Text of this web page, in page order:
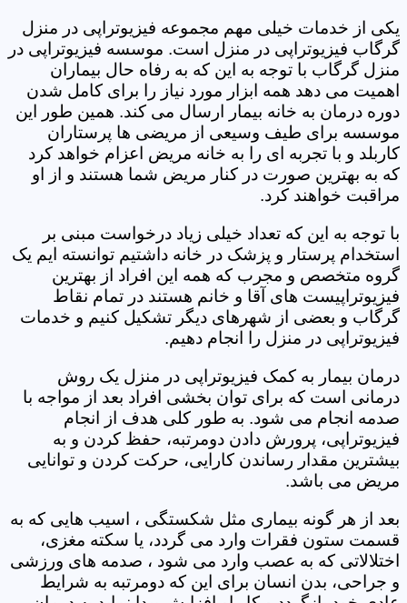
یکی از خدمات خیلی مهم مجموعه فیزیوتراپی در منزل
گرگاب فیزیوتراپی در منزل است. موسسه فیزیوتراپی در
منزل گرگاب با توجه به این که به رفاه حال بیماران
اهمیت می دهد همه ابزار مورد نیاز را برای کامل شدن
دوره درمان به خانه بیمار ارسال می کند. همین طور این
موسسه برای طیف وسیعی از مریضی ها پرستاران
کاربلد و با تجربه ای را به خانه مریض اعزام خواهد کرد
که به بهترین صورت در کنار مریض شما هستند و از او
مراقبت خواهند کرد.
با توجه به این که تعداد خیلی زیاد درخواست مبنی بر
استخدام پرستار و پزشک در خانه داشتیم توانسته ایم یک
گروه متخصص و مجرب که همه این افراد از بهترین
فیزیوتراپیست های آقا و خانم هستند در تمام نقاط
گرگاب و بعضی از شهرهای دیگر تشکیل کنیم و خدمات
فیزیوتراپی در منزل را انجام دهیم.
درمان بیمار به کمک فیزیوتراپی در منزل یک روش
درمانی است که برای توان بخشی افراد بعد از مواجه با
صدمه انجام می شود. به طور کلی هدف از انجام
فیزیوتراپی، پرورش دادن دومرتبه، حفظ کردن و به
بیشترین مقدار رساندن کارایی، حرکت کردن و توانایی
مریض می باشد.
بعد از هر گونه بیماری مثل شکستگی ، اسیب هایی که به
قسمت ستون فقرات وارد می گردد، یا سکته مغزی،
اختلالاتی که به عصب وارد می شود ، صدمه های ورزشی
و جراحی، بدن انسان برای این که دومرتبه به شرایط